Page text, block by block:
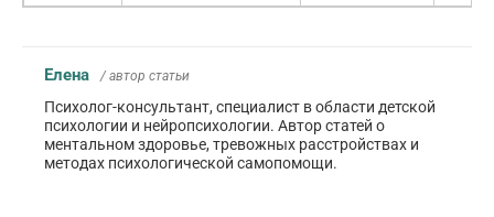
Елена / автор статьи
Психолог-консультант, специалист в области детской
психологии и нейропсихологии. Автор статей о
ментальном здоровье, тревожных расстройствах и
методах психологической самопомощи.